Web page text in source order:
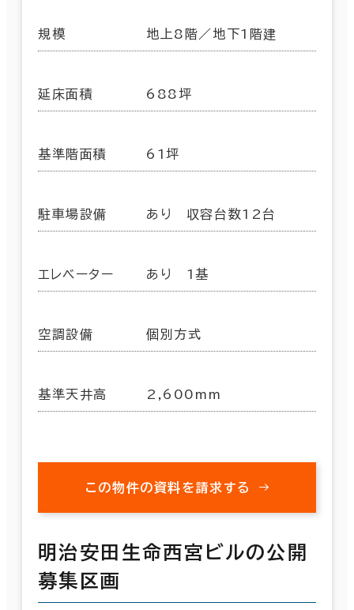
規模 地上8階／地下1階建
延床面積 688坪
基準階面積 61坪
駐車場設備 あり 収容台数12台
エレベーター あり 1基
空調設備 個別方式
基準天井高 2,600mm
この物件の資料を請求する
明治安田生命西宮ビルの公開
募集区画